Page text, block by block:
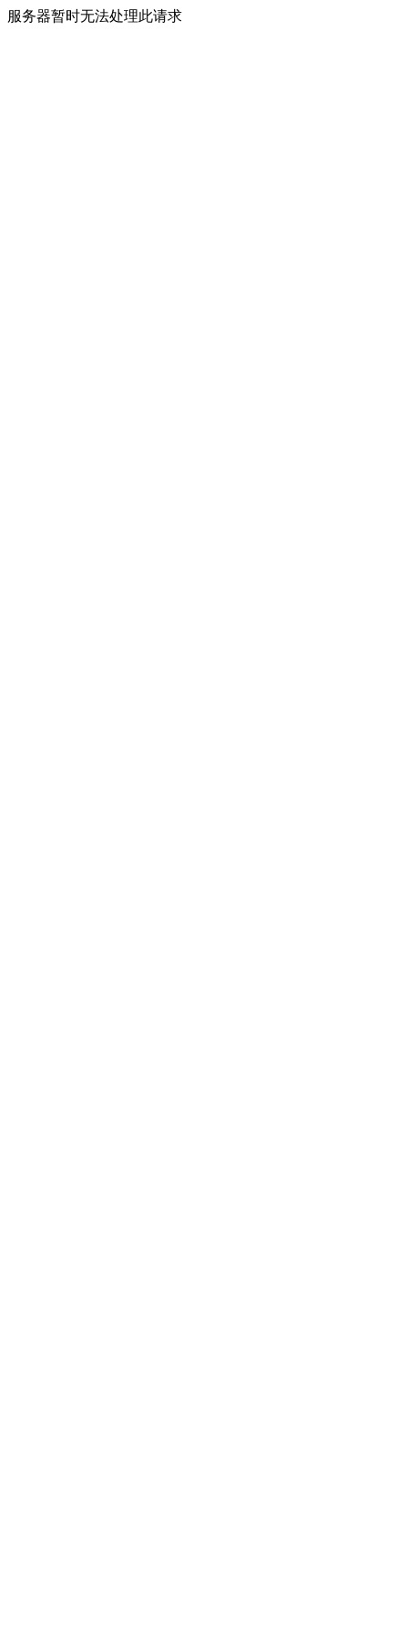
服务器暂时无法处理此请求